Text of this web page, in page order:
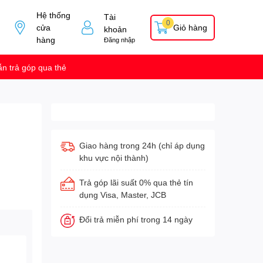
Hệ thống
cửa
hàng
Tài
khoản
Đăng nhập
Giỏ hàng
0
trả góp qua thẻ
Giao hàng trong 24h (chỉ áp dụng
khu vực nội thành)
Trả góp lãi suất 0% qua thẻ tín
dụng Visa, Master, JCB
Đổi trả miễn phí trong 14 ngày